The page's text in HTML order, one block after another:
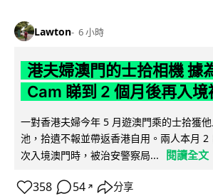
Lawton 6 小時
港夫婦澳門的士拾相機 據
Cam 睇到 2 個月後再入境
一對香港夫婦今年 5 月遊澳門乘的士拾獲
池，拾遺不報並帶返香港自用。兩人本月 2
次入境澳門時，被治安警察局...
閱讀全文
358 54 ↗ 分享